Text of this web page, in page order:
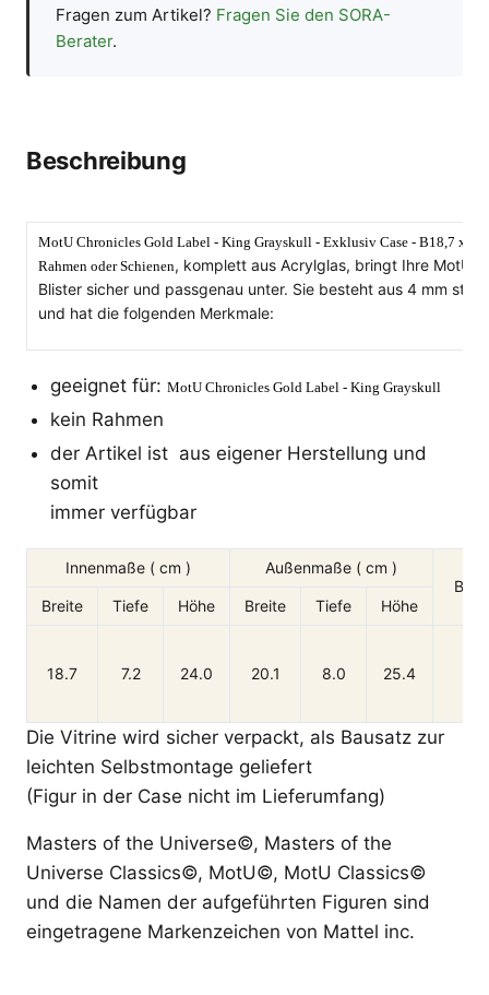
Fragen zum Artikel? Fragen Sie den SORA-
Berater.
Beschreibung
MotU Chronicles Gold Label - King Grayskull - Exklusiv Case - B18,7 x
Rahmen oder Schienen, komplett aus Acrylglas, bringt Ihre MotU©
Blister sicher und passgenau unter. Sie besteht aus 4 mm
und hat die folgenden Merkmale:
geeignet für: MotU Chronicles Gold Label - King Grayskull
kein Rahmen
der Artikel ist aus eigener Herstellung und
somit
immer verfügbar
Innenmaße ( cm )
Außenmaße ( cm )
Breite
Tiefe Höhe Breite Tiefe Höhe
18.7 7.2 24.0 20.1 8.0 25.4
Die Vitrine wird sicher verpackt, als Bausatz zur
leichten Selbstmontage geliefert
(Figur in der Case nicht im Lieferumfang)
Masters of the Universe©, Masters of the
Universe Classics©, MotU©, MotU Classics©
und die Namen der aufgeführten Figuren sind
eingetragene Markenzeichen von Mattel inc.